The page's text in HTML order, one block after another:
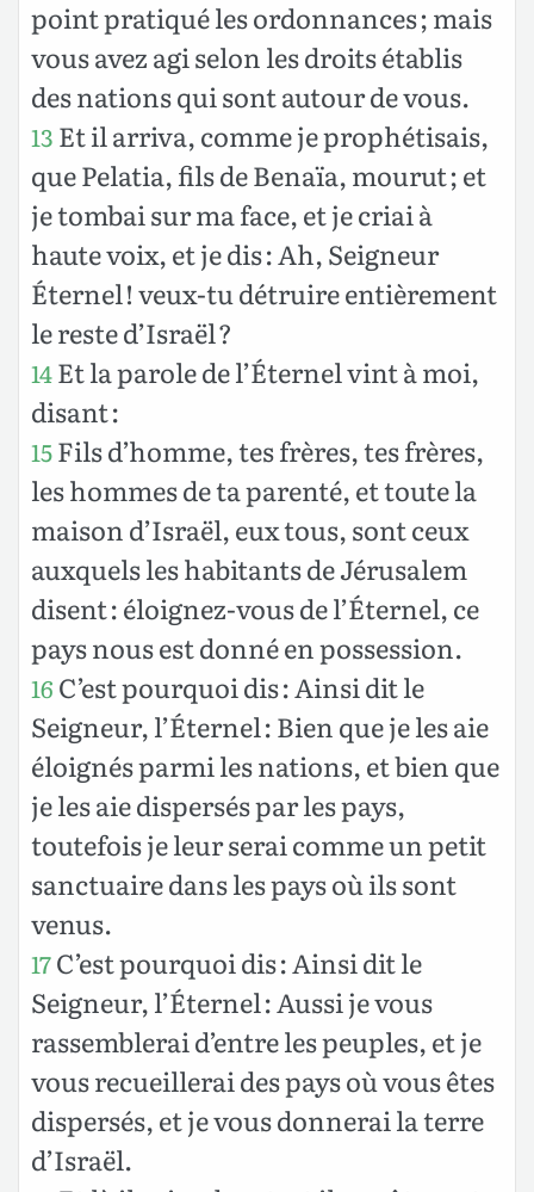
point pratiqué les ordonnances ; mais
vous avez agi selon les droits établis
des nations qui sont autour de vous.
13 Et il arriva, comme je prophétisais,
que Pelatia, fils de Benaïa, mourut ; et
je tombai sur ma face, et je criai à
haute voix, et je dis : Ah, Seigneur
Éternel ! veux-tu détruire entièrement
le reste d’Israël ?
14Et la parole de l’Éternel vint à moi,
disant :
15Fils d’homme, tes frères, tes frères,
les hommes de ta parenté, et toute la
maison d’Israël, eux tous, sont ceux
auxquels les habitants de Jérusalem
disent : éloignez-vous de l’Éternel, ce
pays nous est donné en possession.
16 C’est pourquoi dis : Ainsi dit le
Seigneur, l’Éternel : Bien que je les aie
éloignés parmi les nations, et bien que
je les aie dispersés par les pays,
toutefois je leur serai comme un petit
sanctuaire dans les pays où ils sont
venus.
17C’est pourquoi dis : Ainsi dit le
Seigneur, l’Éternel : Aussi je vous
rassemblerai d’entre les peuples, et je
vous recueillerai des pays où vous êtes
dispersés, et je vous donnerai la terre
d’Israël.